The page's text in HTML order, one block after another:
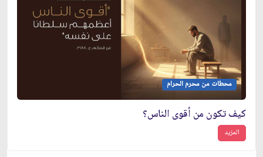
محطات من محرم الحرام
كيف تكون من أقوى الناس؟
المزيد